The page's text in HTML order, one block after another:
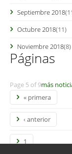
Septiembre 2018
Octubre 2018(11)
Noviembre 2018(8)
Páginas
Page 5 of 9
« primera
‹ anterior
1
más